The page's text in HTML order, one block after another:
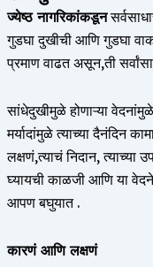
ज्येष्ठ नागरिकांकडून
गुडघा दुखीची आणि गुडघा
प्रमाण वाढत असून,ती
सांधेदुखीमुळे होणाऱ्या वेदनांमुळे
मर्यादांमुळे त्याच्या दैनंदिन
लक्षणं,त्याचं निदान, त्याच्या
घ्यायची काळजी आणि या
आपण बघुयात .
कारणं आणि लक्षणं